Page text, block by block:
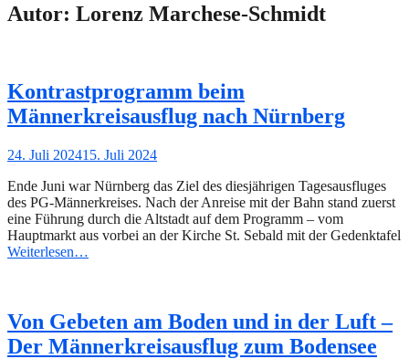
Autor: Lorenz Marchese-Schmidt
Kontrastprogramm beim
Männerkreisausflug nach Nürnberg
Gepostet
24. Juli 202415. Juli 2024
Ende Juni war Nürnberg das Ziel des diesjährigen Tagesausfluges
des PG-Männerkreises. Nach der Anreise mit der Bahn stand zuerst
eine Führung durch die Altstadt auf dem Programm – vom
Hauptmarkt aus vorbei an der Kirche St. Sebald mit der Gedenktafel
Weiterlesen…
Von Gebeten am Boden und in der Luft –
Der Männerkreisausflug zum Bodensee